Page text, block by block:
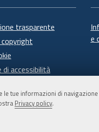
le tue informazioni di
Privacy policy.
trasparente
di accessibilità
e